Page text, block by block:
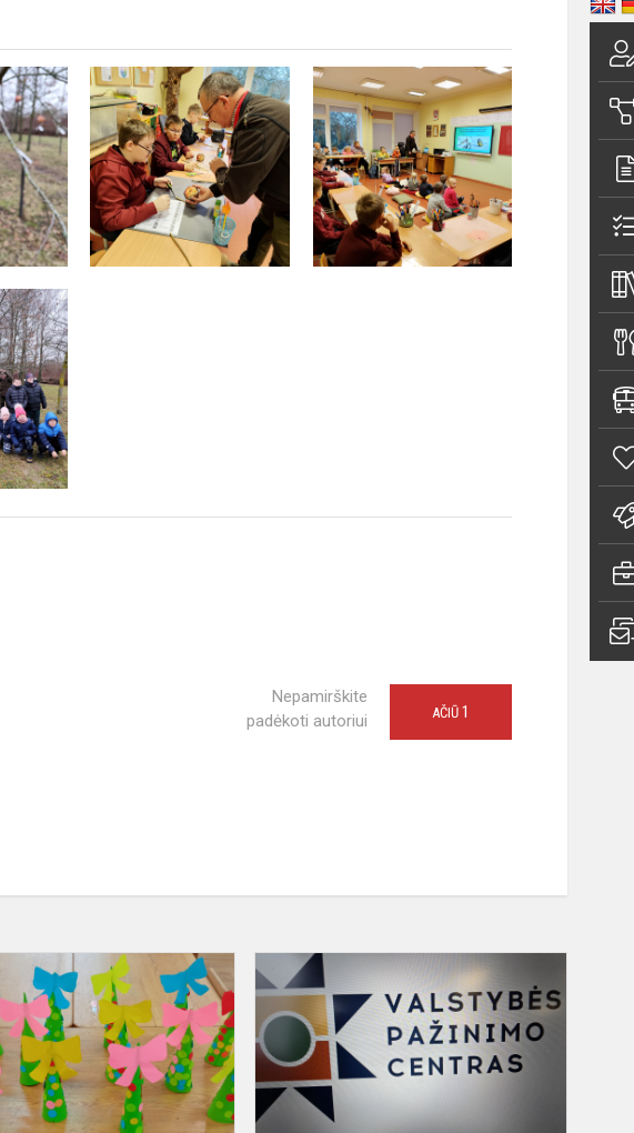
Nepamirškite
padėkoti autoriui
AČIŪ 1
Kūrybinės
dirbtuvėlės